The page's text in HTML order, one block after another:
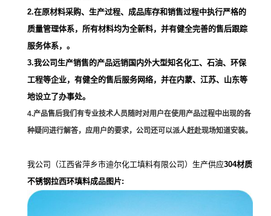
2.在原材料采购、生产过程、成品库存和销售过程中执行严格的
质量管理体系，所有材料均为全新料，并有健全完善的售后跟踪
服务体系， 。
3.我公司生产销售的产品远销国内外大型知名化工、石油、环保
工程等企业，有健全的售后服务网络，并在内蒙、江苏、山东等
地设立了办事处。
4.产品售后我们有专业技术人员随时对用户在使用产品过程中出现的各
种疑问进行解答，应用户的要求，公司还可以派人赶赴现场知道安装。
我公司（江西省萍乡市迪尔化工填料有限公司）生产供应304材质
不锈钢拉西环填料成品图片: